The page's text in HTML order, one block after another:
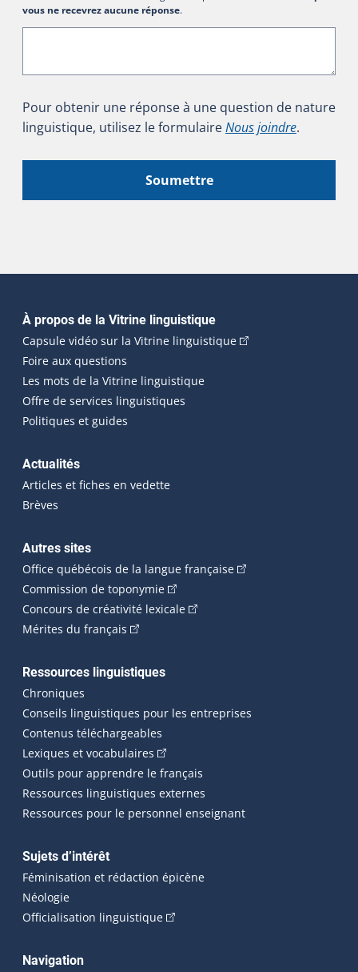
vous ne recevrez aucune réponse.
Pour obtenir une réponse à une question de nature
linguistique, utilisez le formulaireNous joindre.
Soumettre
Navigation principale
À propos de la Vitrine linguistique
Capsule vidéo sur la Vitrine linguistique(Cet hyperlien
Foire aux questions
Les mots de la Vitrine linguistique
Offre de services linguistiques
Politiques et guides
Actualités
Articles et fiches en vedette
Brèves
Autres sites
Office québécois de la langue française(Cet hyperlien
Commission de toponymie(Cet hyperlien externe s'ouvrira
Concours de créativité lexicale(Cet hyperlien externe
Mérites du français (Cet hyperlien externe s'ouvrira dans une
Ressources linguistiques
Chroniques
Conseils linguistiques pour les entreprises
Contenus téléchargeables
Lexiques et vocabulaires (Cet hyperlien externe s'ouvrira
Outils pour apprendre le français
Ressources linguistiques externes
Ressources pour le personnel enseignant
Sujets d’intérêt
Féminisation et rédaction épicène
Néologie
Officialisation linguistique(Cet hyperlien externe s'ouvrira
Navigation